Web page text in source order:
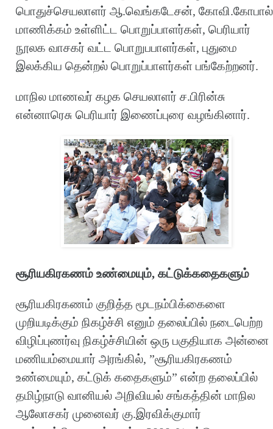
பொதுச்செயலாளர் ஆ.வெங்கடேசன்,
மாணிக்கம் உள்ளிட்ட பொறுப்பாளர்கள், பெரியார்
நூலக வாசகர் வட்ட பொறுபபாளர்கள், புதுமை
இலக்கிய தென்றல் பொறுப்பாளர்கள் பங்கேற்றனர்.
மாநில மாணவர் கழக செயலாளர் ச.பிரின்சு
என்னாரெசு பெரியார் இணைப்புரை வழங்கினார்.
சூரியகிரகணம் உண்மையும், கட்டுக்கதைகளும்
சூரியகிரகணம் குறித்த மூடநம்பிக்கைளை
முறியடிக்கும் நிகழ்ச்சி எனும் தலைப்பில் நடைபெற்ற
விழிப்புணர்வு நிகழ்ச்சியின் ஒரு பகுதியாக அன்னை
மணியம்மையார் அரங்கில், ”சூரியகிரகணம்
உண்மையும், கட்டுக் கதைகளும்” என்ற தலைப்பில்
தமிழ்நாடு வானியல் அறிவியல் சங்கத்தின் மாநில
ஆலோசகர் முனைவர் கு.இரவிக்குமார்